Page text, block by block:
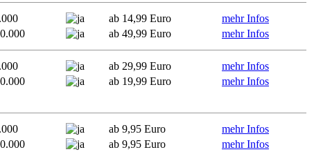
ab 14,99 Euro
mehr Infos
ab 49,99 Euro mehr Infos
ab 29,99 Euro
mehr Infos
ab 19,99 Euro
mehr Infos
ab 9,95 Euro
mehr Infos
ab 9,95 Euro
mehr Infos